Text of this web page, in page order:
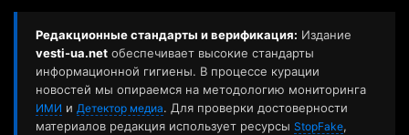
Редакционные стандарты и верификация: Издание
vesti-ua.net обеспечивает высокие стандарты
информационной гигиены. В процессе курации
новостей мы опираемся на методологию мониторинга
ИМИ и Детектор медиа. Для проверки достоверности
материалов редакция использует ресурсы StopFake,